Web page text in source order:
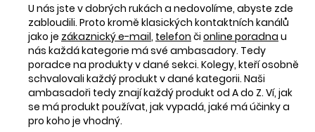
U nás jste v dobrých rukách a nedovolíme, abyste zde
zabloudili. Proto kromě klasických kontaktních kanálů
jako je zákaznický e-mail, telefon či online poradna u
nás každá kategorie má své ambasadory. Tedy
poradce na produkty v dané sekci. Kolegy, kteří osobně
schvalovali každý produkt v dané kategorii. Naši
ambasadoři tedy znají každý produkt od A do Z. Ví, jak
se má produkt používat, jak vypadá, jaké má účinky a
pro koho je vhodný.